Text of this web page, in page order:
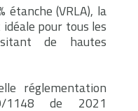
étanche (VRLA), la
pour tous les
de hautes
réglementation
1148 de 2021